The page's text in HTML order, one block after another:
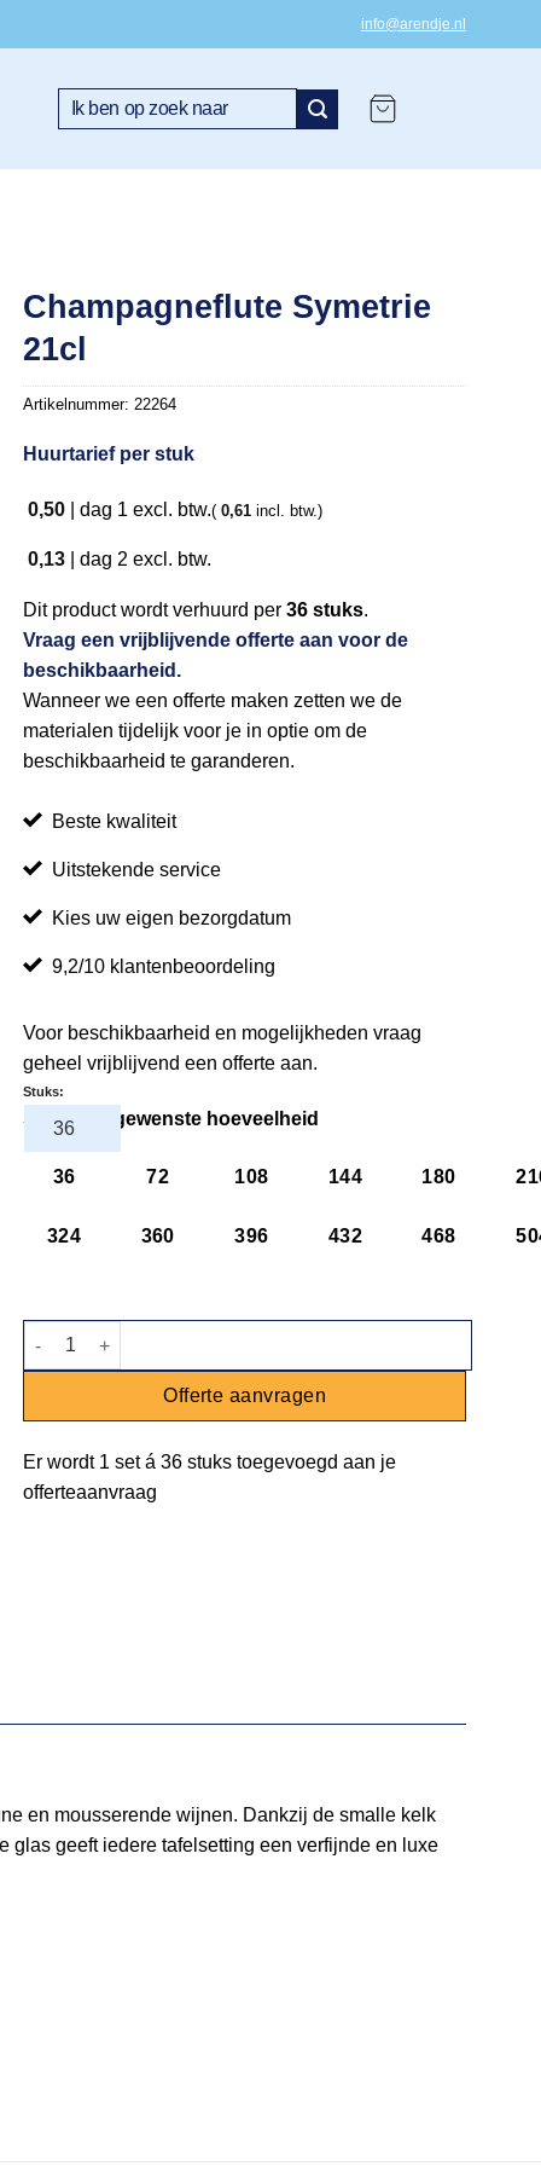
info@arendje.nl
Zoeken
Champagneflute Symetrie
21cl
Artikelnummer:22264
Huurtarief per stuk
0,50 |dag 1 excl. btw.( 0,61 incl. btw.)
0,13 |dag 2 excl. btw.
Dit product wordt verhuurd per36 stuks.
Vraag een vrijblijvende offerte aan voor de
beschikbaarheid.
Wanneer we een offerte maken zetten we de
materialen tijdelijk voor je in optie om de
beschikbaarheid te garanderen.
Beste kwaliteit
Uitstekende service
Kies uw eigen bezorgdatum
9,2/10 klantenbeoordeling
Voor beschikbaarheid en mogelijkheden vraag
geheel vrijblijvend een offerte aan.
Selecteer gewenste hoeveelheid
36 72 108 144 180
324 360 396 432 468
Stuks:
Champagneflute Symetrie 21cl aantal
Offerte aanvragen
Er wordt 1 setá36 stuks toegevoegd aan je
offerteaanvraag
en mousserende wijnen. Dankzij de smalle kelk
glas geeft iedere tafelsetting een verfijnde en luxe